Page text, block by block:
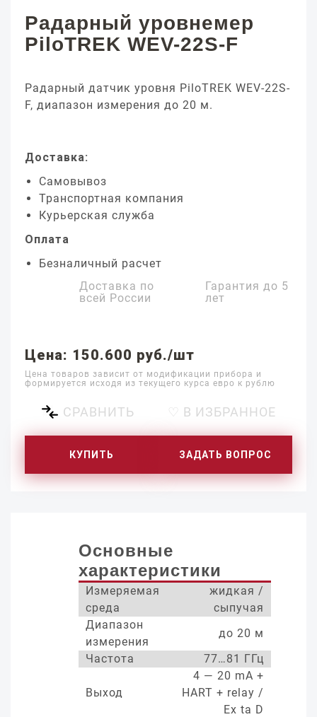
Радарный уровнемер
PiloTREK WEV-22S-F
Радарный датчик уровня PiloTREK WEV-22S-
F, диапазон измерения до 20 м.
Доставка:
Самовывоз
Транспортная компания
Курьерская служба
Оплата
Безналичный расчет
Доставка по
всей России
Гарантия до 5
лет
Цена: 150.600 руб./шт
Цена товаров зависит от модификации прибора и
формируется исходя из текущего курса евро к рублю
СРАВНИТЬ ♡ В ИЗБРАННОЕ
КУПИТЬ ЗАДАТЬ ВОПРОС
Основные
характеристики
Измеряемая
среда
жидкая /
сыпучая
Диапазон
измерения
до 20 м
Частота
77…81 ГГц
Выход
4 — 20 mA +
HART + relay /
Ex ta D